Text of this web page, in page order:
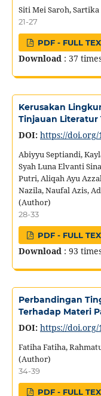
Siti Mei Saroh,
21-27
PDF - FULL
Download : 37
Kerusakan
Tinjauan Literatur
DOI: https://doi.org/
Abiyyu Septiandi,
Syah Luna Elvanti
Putri, Aliqah Ayu
Nazila, Naufal Azis,
(Author)
28-33
PDF - FULL
Download : 93
Perbandingan
Terhadap Materi
DOI: https://doi.org/
Fatiha Fatiha,
(Author)
34-39
PDF - FULL